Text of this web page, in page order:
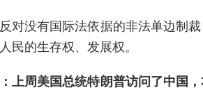
对没有国际法依据的非法单边制
民的生存权、发展权。
上周美国总统特朗普访问了中国